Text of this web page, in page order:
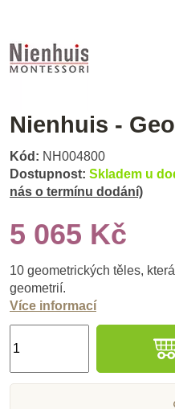
Nienhuis -
Kód: NH004800
Dostupnost: Skladem u
nás o termínu dodání)
5 065 Kč
10 geometrických těles,
geometrií.
Více informací